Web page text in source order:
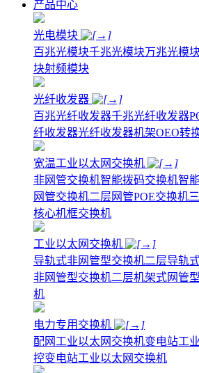
产品中心
光电模块
百兆光模块千兆光模块万兆光模
块射频模块
光纤收发器
百兆光纤收发器千兆光纤收发器
纤收发器光纤收发器机架OEO转
宽温工业以太网交换机
非网管交换机智能拨码交换机智
网管交换机二层网管POE交换机
核心机框交换机
工业以太网交换机
导轨式非网管型交换机二层导轨
非网管型交换机二层机架式网管
机
电力专用交换机
配网工业以太网交换机变电站工
控变电站工业以太网交换机